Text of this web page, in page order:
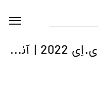
آرت‌فر بهار آی.اِف.پی.دی.اِی 2022 | آنلاین